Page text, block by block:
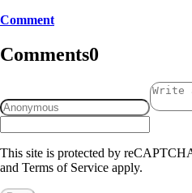
Comment
Comments0
This site is protected by
and Terms of Service apply.